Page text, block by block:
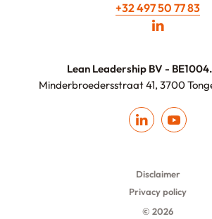
+32 497 50 77 83
Lean Leadership BV -
Minderbroedersstraat 41, 3700
Disclaimer
Privacy policy
© 2026